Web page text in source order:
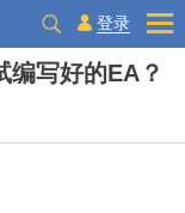
登录
写好的EA？